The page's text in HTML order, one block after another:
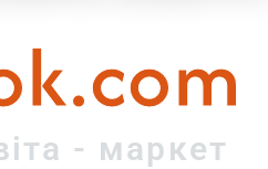
- маркет